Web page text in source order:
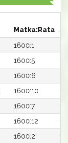
Matka:Rata
1600:1
1600:5
1600:6
1600:10
1600:7
1600:12
1600:2